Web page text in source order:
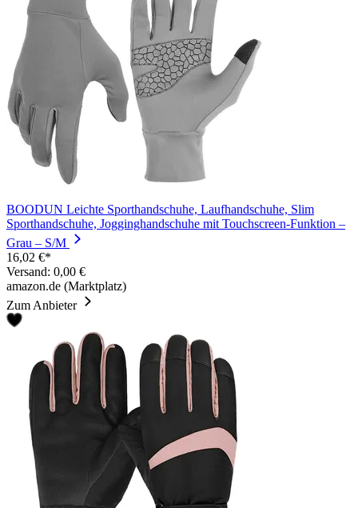
BOODUN Leichte Sporthandschuhe, Laufhandschuhe, Slim
Sporthandschuhe, Jogginghandschuhe mit Touchscreen-Funktion –
Grau – S/M
16,02 €*
Versand: 0,00 €
amazon.de (Marktplatz)
Zum Anbieter